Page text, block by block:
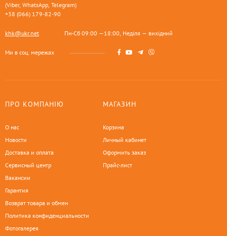
(Viber, WhatsApp, Telegram)
+38 (066) 179-82-90
khk@ukr.net Пн-Сб 09:00 —18:00, Неділя — вихідний
Ми в соц. мережах
ПРО КОМПАНІЮ
О нас
Новости
Доставка и оплата
Сервисный центр
Вакансии
Гарантия
Возврат товара и обмен
Политика конфиденциальности
Фотогалерея
МАГАЗИН
Корзина
Личный кабинет
Оформить заказ
Прайс-лист